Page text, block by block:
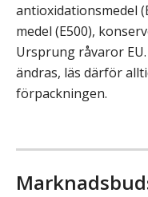
antioxidationsmedel
medel (E500),
Ursprung råvaror
ändras, läs därför
förpackningen.